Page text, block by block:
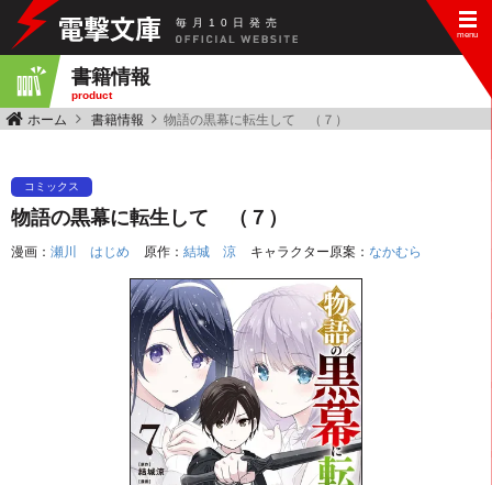
毎 月 10 日 発 売
書籍情報
product
ホーム 書籍情報 物語の黒幕に転生して （７）
コミックス
物語の黒幕に転生して （７）
漫画： 瀬川 はじめ 原作： 結城 涼 キャラクター原案： なかむら